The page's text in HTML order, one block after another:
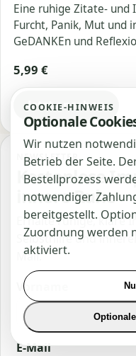
Eine ruhige Zitate- und
Furcht, Panik, Mut und
GeDANKEn und
5,99 €
Jetzt ansehen
NEWSLETTER
Kostenlose
innere Ruhe
Erhalte ruhige, klare
Selbsthilfe und
Mail.
Vorname
E-Mail
COOKIE-HINWEIS
Optionale
Wir nutzen
Betrieb der Seite.
Bestellprozess
notwendiger
bereitgestellt.
Zuordnung werden
aktiviert.